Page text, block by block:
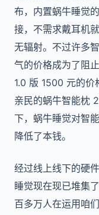
布，内置蜗牛睡觉
接，不需求戴耳机
无辐射。不过许多
气的价格成为了阻
1.0 版 1500 元的价
亲民的蜗牛智能枕
下，蜗牛睡觉对智
降低了本钱。
经过线上线下的硬
睡觉现在现已堆集
百多万人在运用咱